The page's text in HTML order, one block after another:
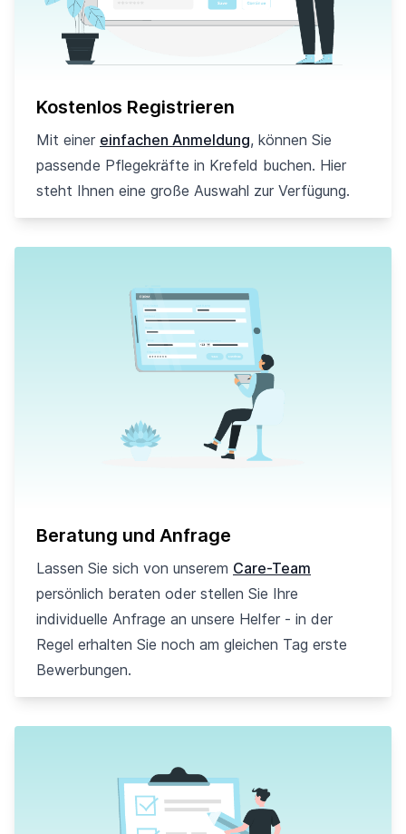
Kostenlos Registrieren
Mit einer einfachen Anmeldung, können Sie
passende Pflegekräfte in Krefeld buchen. Hier
steht Ihnen eine große Auswahl zur Verfügung.
Beratung und Anfrage
Lassen Sie sich von unserem Care-Team
persönlich beraten oder stellen Sie Ihre
individuelle Anfrage an unsere Helfer - in der
Regel erhalten Sie noch am gleichen Tag erste
Bewerbungen.